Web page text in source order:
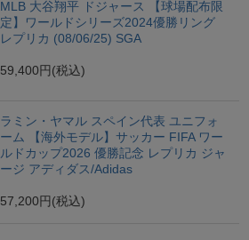
MLB 大谷翔平 ドジャース 【球場配布限
定】ワールドシリーズ2024優勝リング
レプリカ (08/06/25) SGA
59,400円 (税込)
ラミン・ヤマル スペイン代表 ユニフォ
ーム 【海外モデル】サッカー FIFA ワー
ルドカップ2026 優勝記念 レプリカ ジャ
ージ アディダス/Adidas
57,200円 (税込)